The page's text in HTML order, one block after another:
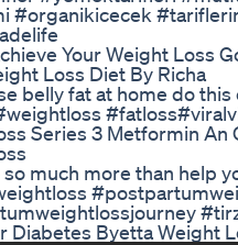
#organikicecek
Your Weight Loss
Loss Diet By Richa
belly fat at home do
Series 3 Metformin An
so much more than help
Diabetes Byetta Weight